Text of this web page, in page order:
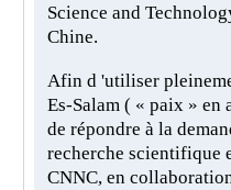
Science and
Chine.
Afin d 'utiliser
Es-Salam ( « paix » en
de répondre à la
recherche scientifique
CNNC, en